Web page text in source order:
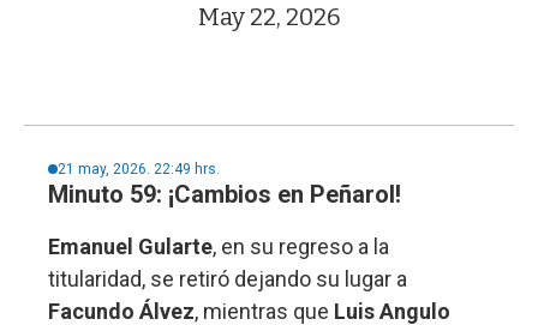
May 22, 2026
21 may, 2026. 22:49 hrs.
Minuto 59: ¡Cambios en Peñarol!
Emanuel Gularte, en su regreso a la
titularidad, se retiró dejando su lugar a
Facundo Álvez, mientras que Luis Angulo